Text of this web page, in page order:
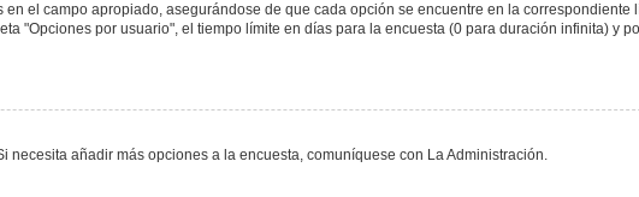
el campo apropiado, asegurándose de que cada opción se encuentre en la correspondiente
"Opciones por usuario", el tiempo límite en días para la encuesta (0 para duración infinita) y
añadir más opciones a la encuesta, comuníquese con La Administración.